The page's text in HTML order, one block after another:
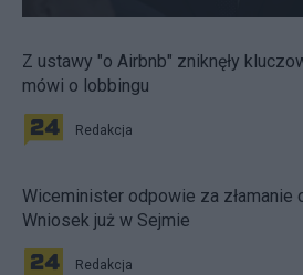
Z ustawy "o Airbnb" zniknęły
mówi o lobbingu
Redakcja
Wiceminister odpowie za złamanie
Wniosek już w Sejmie
Redakcja